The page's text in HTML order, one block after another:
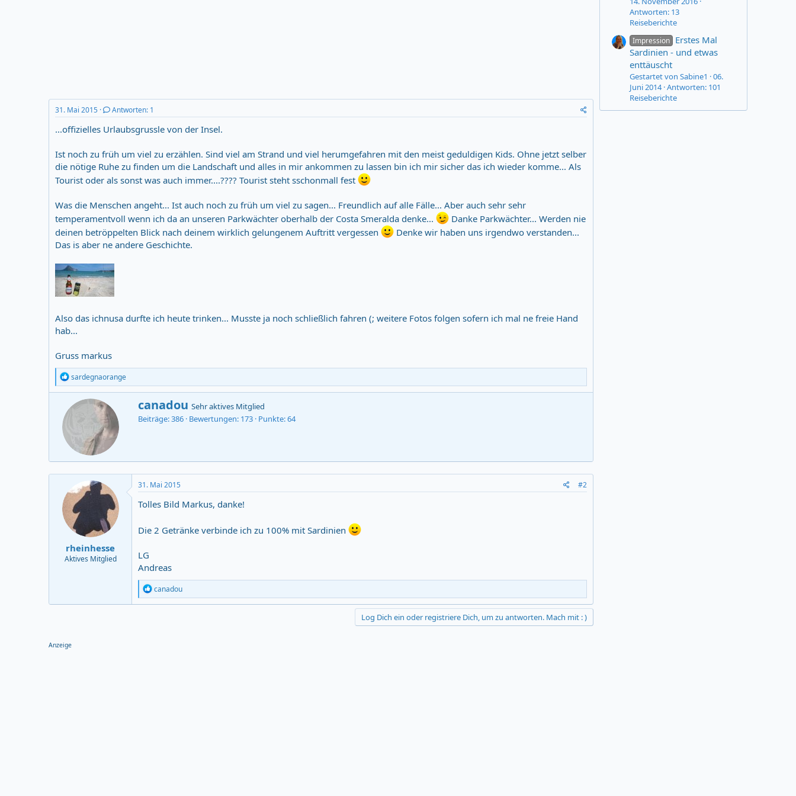
31. Mai 2015 Antworten: 1
...offizielles Urlaubsgrussle von der Insel.
Ist noch zu früh um viel zu erzählen. Sind viel am Strand und viel herumgefahren mit den meist geduldigen Kids. Ohne jetzt selber
die nötige Ruhe zu finden um die Landschaft und alles in mir ankommen zu lassen bin ich mir sicher das ich wieder komme... Als
Tourist oder als sonst was auch immer....???? Tourist steht sschonmall fest
Was die Menschen angeht... Ist auch noch zu früh um viel zu sagen... Freundlich auf alle Fälle... Aber auch sehr sehr
temperamentvoll wenn ich da an unseren Parkwächter oberhalb der Costa Smeralda denke...
Danke Parkwächter... Werden nie
deinen betröppelten Blick nach deinem wirklich gelungenem Auftritt vergessen
Denke wir haben uns irgendwo verstanden...
Das is aber ne andere Geschichte.
Also das ichnusa durfte ich heute trinken... Musste ja noch schließlich fahren (; weitere Fotos folgen sofern ich mal ne freie Hand
hab...
Gruss markus
R
e
a
c
s
:
sardegnaorange
V
e
r
t
v
n
canadou Sehr aktives Mitglied
Beiträge 386 Bewertungen 173 Punkte 64
rheinhesse
Aktives Mitglied
31. Mai 2015 #2
Tolles Bild Markus, danke!
Die 2 Getränke verbinde ich zu 100% mit Sardinien
LG
Andreas
R
e
a
canadou
Log Dich ein oder registriere Dich, um zu antworten. Mach mit : )
Anzeige
Antworten: 13
Reiseberichte
Impression Erstes Mal
Sardinien - und etwas
enttäuscht
Gestartet von Sabine1
06.
Juni 2014 Antworten: 101
Reiseberichte